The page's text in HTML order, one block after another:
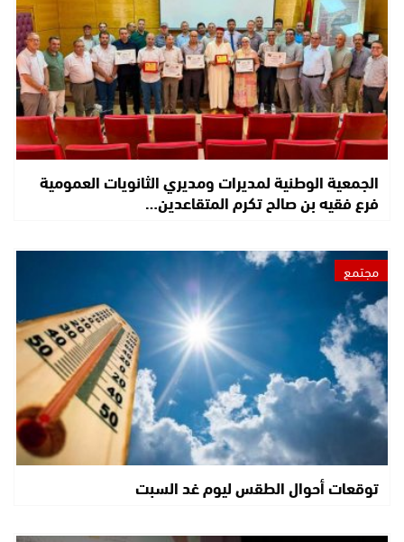
الجمعية الوطنية لمديرات ومديري الثانويات العمومية
فرع فقيه بن صالح تكرم المتقاعدين…
مجتمع
توقعات أحوال الطقس ليوم غد السبت